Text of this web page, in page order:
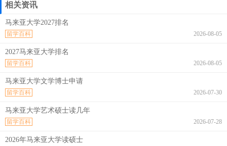
相关资讯
马来亚大学2027排名
2026-08-05
留学百科
2027马来亚大学排名
2026-08-05
留学百科
马来亚大学文学博士申请
2026-07-30
留学百科
马来亚大学艺术硕士读几年
2026-07-28
留学百科
2026年马来亚大学读硕士